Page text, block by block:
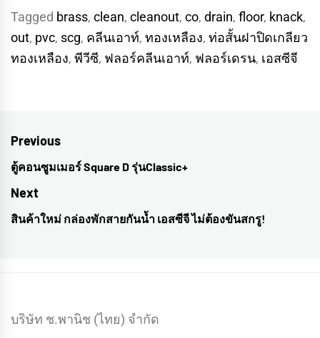
Tagged brass, clean, cleanout, co, drain, floor, knack,
out, pvc, scg, คลีนเอาท์, ทองเหลือง, ท่อสั้นฝาปิดเกลียว
ทองเหลือง, พีวีซี, ฟลอร์คลีนเอาท์, ฟลอร์เดรน, เอสซีจี
Post
navigation
Previous
Previous
post:
ตู้คอนซูมเมอร์ Square D รุ่นClassic+
Next
Next
สินค้าใหม่ กล่องพักสายกันน้ำ เอสซีจี ไม่ต้องขันสกรู!
บริษัท ช.พานิช (ไทย) จำกัด